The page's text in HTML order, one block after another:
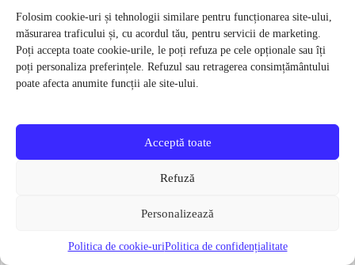
Folosim cookie-uri și tehnologii similare pentru funcționarea site-ului,
măsurarea traficului și, cu acordul tău, pentru servicii de marketing.
Poți accepta toate cookie-urile, le poți refuza pe cele opționale sau îți
poți personaliza preferințele. Refuzul sau retragerea consimțământului
poate afecta anumite funcții ale site-ului.
Acceptă toate
Refuză
Personalizează
Politica de cookie-uriPolitica de confidențialitate
Pantaloni functionali Force Frost marime L-XL Negru